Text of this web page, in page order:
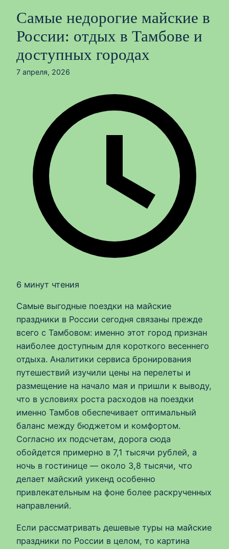
Самые недорогие майские в
России: отдых в Тамбове и
доступных городах
7 апреля, 2026
6 минут чтения
Самые выгодные поездки на майские
праздники в России сегодня связаны прежде
всего с Тамбовом: именно этот город признан
наиболее доступным для короткого весеннего
отдыха. Аналитики сервиса бронирования
путешествий изучили цены на перелеты и
размещение на начало мая и пришли к выводу,
что в условиях роста расходов на поездки
именно Тамбов обеспечивает оптимальный
баланс между бюджетом и комфортом.
Согласно их подсчетам, дорога сюда
обойдется примерно в 7,1 тысячи рублей, а
ночь в гостинице — около 3,8 тысячи, что
делает майский уикенд особенно
привлекательным на фоне более раскрученных
направлений.
Если рассматривать дешевые туры на майские
праздники по России в целом, то картина